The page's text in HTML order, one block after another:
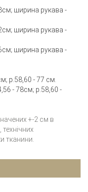
ширина рукава -
ширина рукава -
ширина рукава -
р.58,60 - 77 см.
- 78см; р.58,60 -
+-2 см в
тканини.